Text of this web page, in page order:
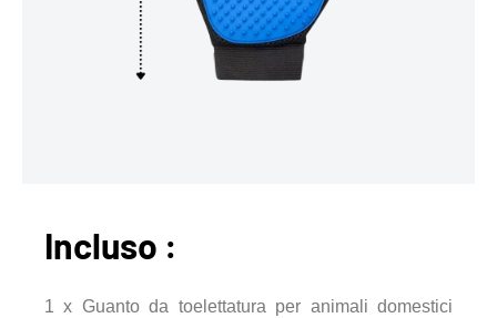
Incluso :
1 x Guanto da toelettatura per animali domestici